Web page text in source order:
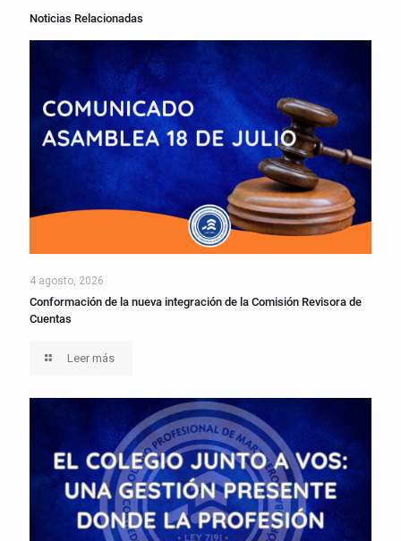
Noticias Relacionadas
4 agosto, 2026
Conformación de la nueva integración de la Comisión Revisora de
Cuentas
Leer más